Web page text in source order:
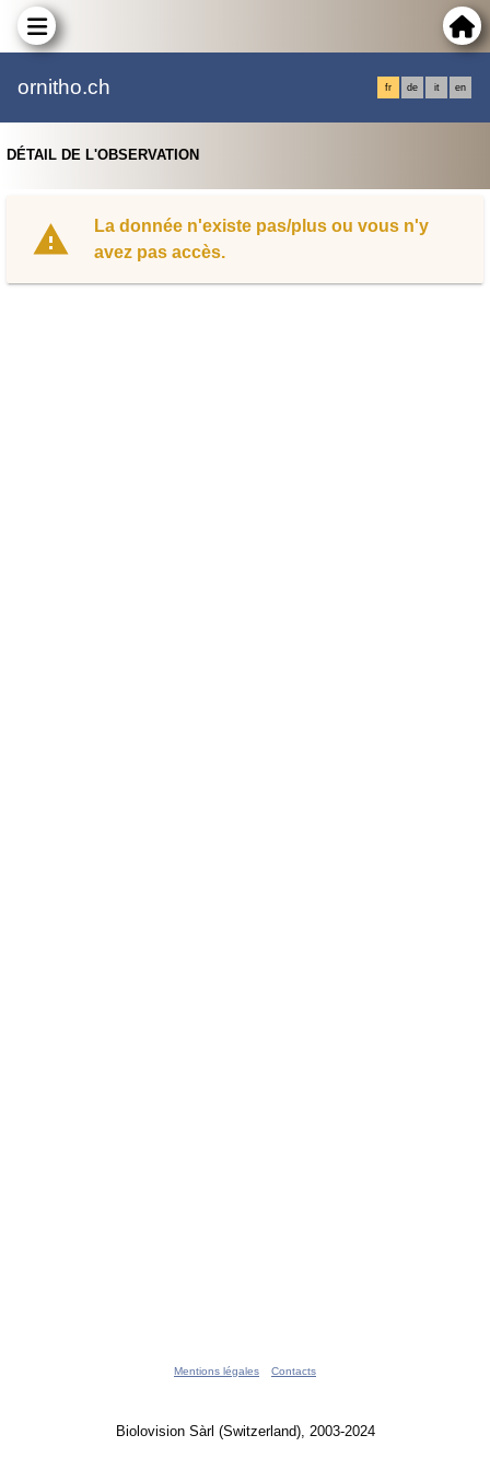
ornitho.ch fr de it en
DÉTAIL DE L'OBSERVATION
La donnée n'existe pas/plus ou vous n'y
avez pas accès.
Mentions légales Contacts
Biolovision Sàrl (Switzerland), 2003-2024